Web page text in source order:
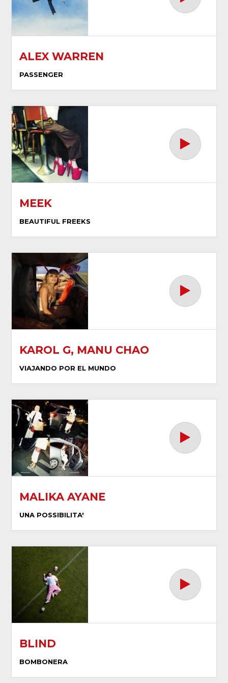
ALEX WARREN
PASSENGER
MEEK
BEAUTIFUL FREEKS
KAROL G, MANU CHAO
VIAJANDO POR EL MUNDO
MALIKA AYANE
UNA POSSIBILITA'
BLIND
BOMBONERA